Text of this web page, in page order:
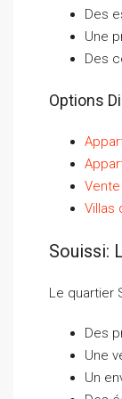
Des
Une
Des
Options
Villas
Souissi:
Le quartier
Des
Une
Un